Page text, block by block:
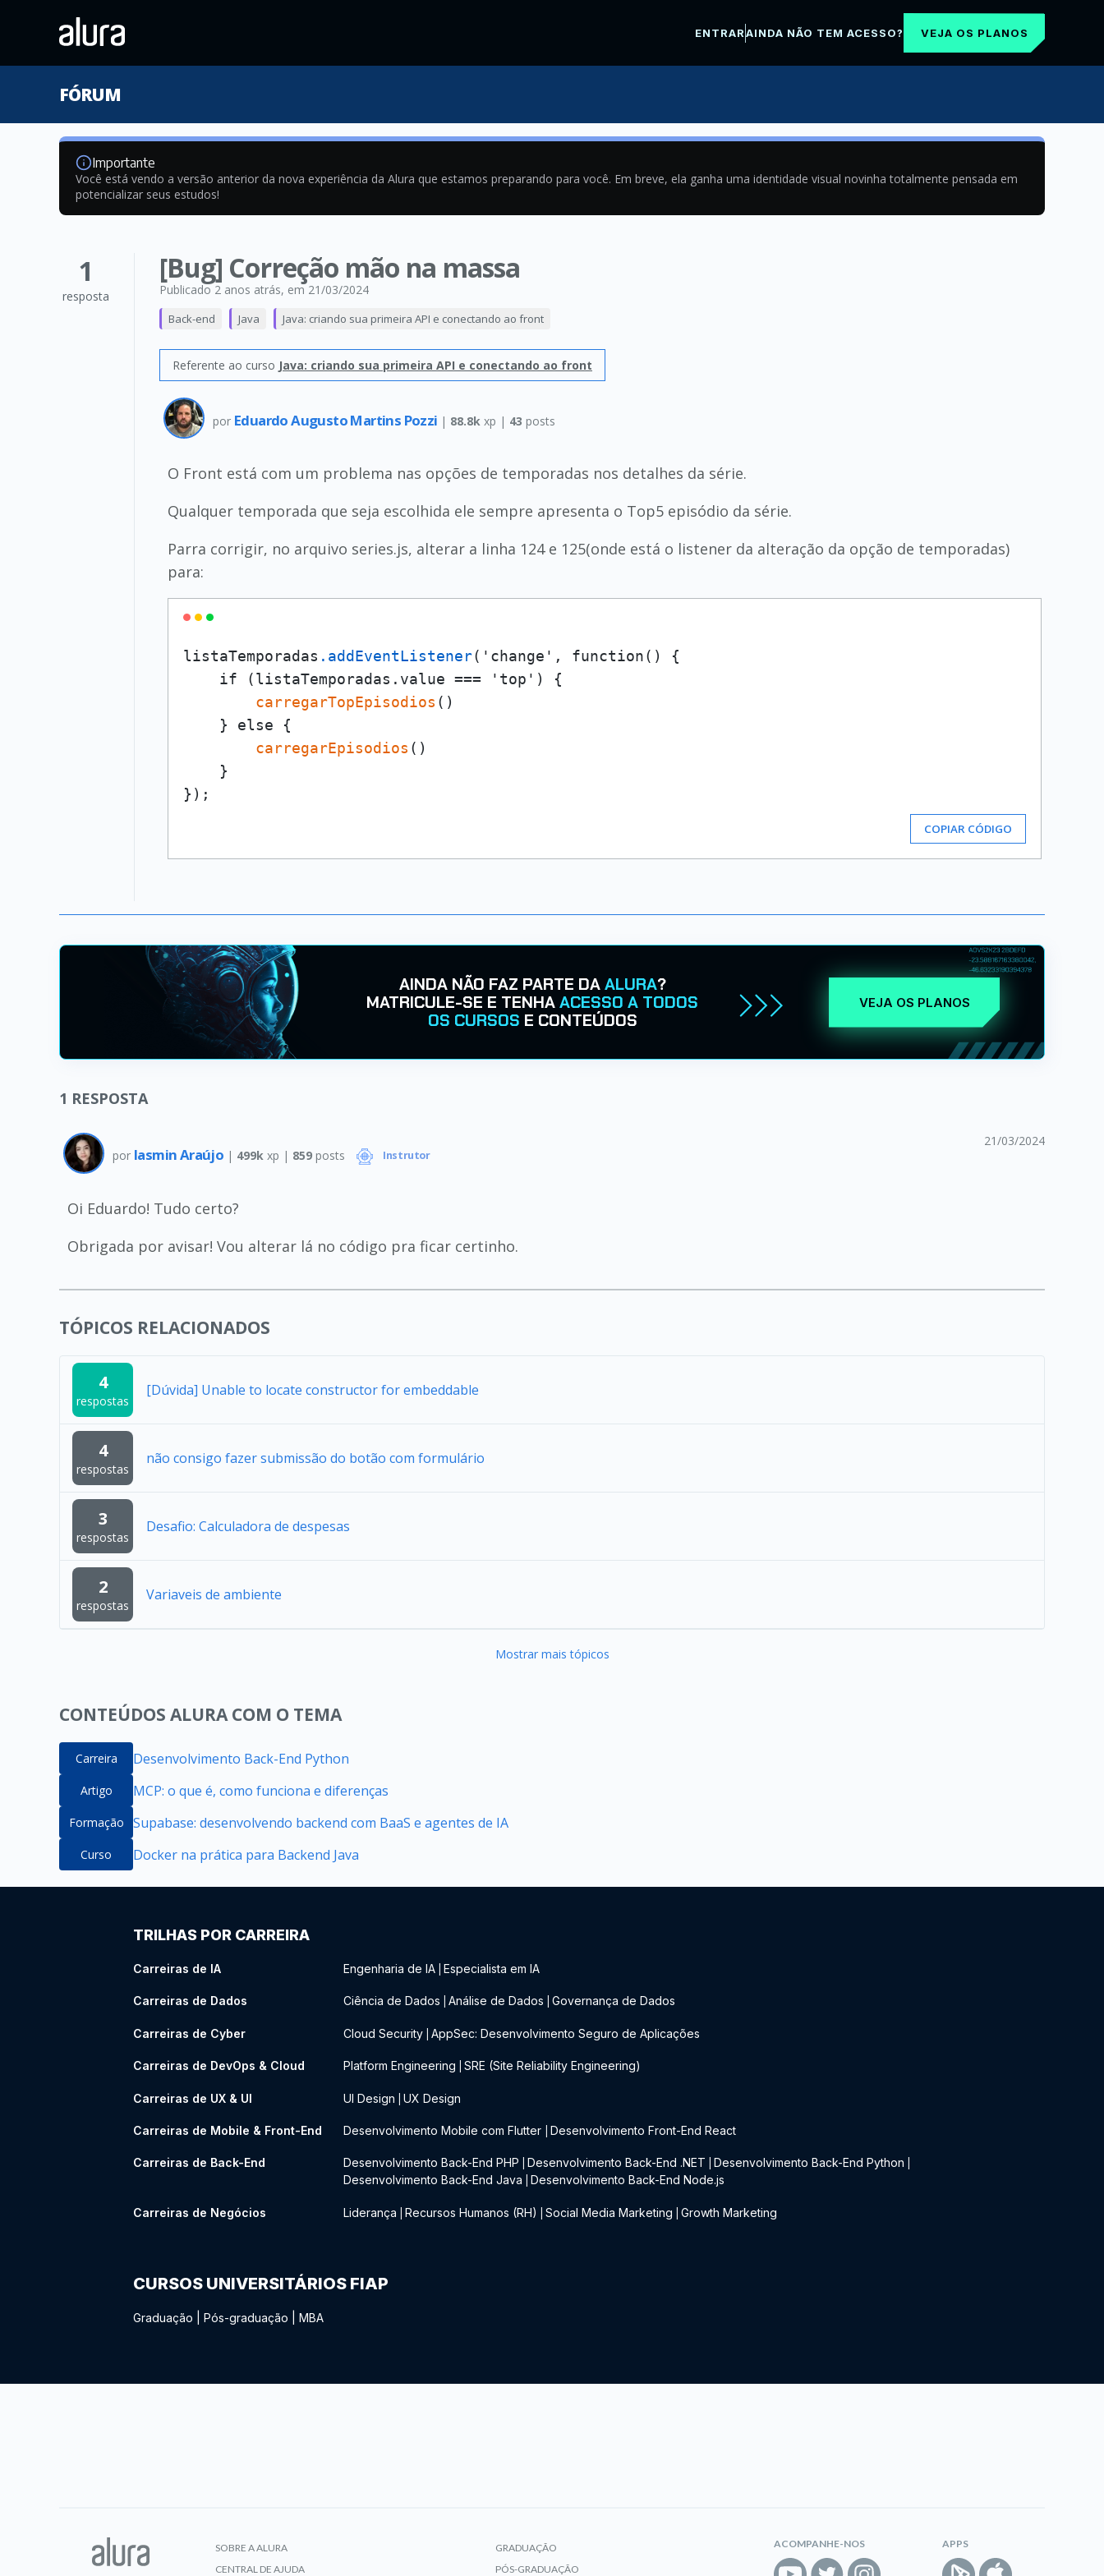
ENTRARAINDA NÃO TEM ACESSO? VEJA OS PLANOS
FÓRUM
Importante
Você está vendo a versão anterior da nova experiência da Alura que estamos preparando para você. Em breve, ela ganha uma identidade visual novinha totalmente pensada em
potencializar seus estudos!
1
resposta
[Bug] Correção mão na massa
Publicado 2 anos atrás, em 21/03/2024
Back-end Java Java: criando sua primeira API e conectando ao front
Referente ao curso Java: criando sua primeira API e conectando ao front
por Eduardo Augusto Martins Pozzi | 88.8k xp | 43 posts
O Front está com um problema nas opções de temporadas nos detalhes da série.
Qualquer temporada que seja escolhida ele sempre apresenta o Top5 episódio da série.
Parra corrigir, no arquivo series.js, alterar a linha 124 e 125(onde está o listener da alteração da opção de temporadas)
para:
listaTemporadas .addEventListener('change', function() {
    if (listaTemporadas.value === 'top') {
carregarTopEpisodios ()
    } else {
carregarEpisodios ()
    }
COPIAR CÓDIGO
AINDA NÃO FAZ PARTE DAALURA?
MATRICULE-SE E TENHAACESSO A TODOS
OS CURSOS E CONTEÚDOS
VEJA OS PLANOS
1 RESPOSTA
por Iasmin Araújo | 499k xp | 859posts Instrutor
21/03/2024
Oi Eduardo! Tudo certo?
Obrigada por avisar! Vou alterar lá no código pra ficar certinho.
TÓPICOS RELACIONADOS
4
respostas
[Dúvida] Unable to locate constructor for embeddable
4
respostas
não consigo fazer submissão do botão com formulário
3
respostas
Desafio: Calculadora de despesas
2
respostas
Variaveis de ambiente
Mostrar mais tópicos
CONTEÚDOS ALURA COM O TEMA
Carreira Desenvolvimento Back-End Python
Artigo MCP: o que é, como funciona e diferenças
Formação Supabase: desenvolvendo backend com BaaS e agentes de IA
Curso Docker na prática para Backend Java
TRILHAS POR CARREIRA
Carreiras de IA Engenharia de IA Especialista em IA
Carreiras de Dados Ciência de Dados Análise de Dados Governança de Dados
Carreiras de Cyber Cloud Security AppSec: Desenvolvimento Seguro de Aplicações
Carreiras de DevOps & Cloud Platform Engineering SRE (Site Reliability Engineering)
Carreiras de UX & UI UI Design UX Design
Carreiras de Mobile & Front-End Desenvolvimento Mobile com Flutter Desenvolvimento Front-End React
Carreiras de Back-End Desenvolvimento Back-End PHP Desenvolvimento Back-End .NET Desenvolvimento Back-End Python
Desenvolvimento Back-End Java Desenvolvimento Back-End Node.js
Carreiras de Negócios Liderança Recursos Humanos (RH) Social Media Marketing Growth Marketing
CURSOS UNIVERSITÁRIOS FIAP
Graduação Pós-graduação MBA
SOBRE A ALURA
CENTRAL DE AJUDA
GRADUAÇÃO
PÓS-GRADUAÇÃO
ACOMPANHE-NOS APPS